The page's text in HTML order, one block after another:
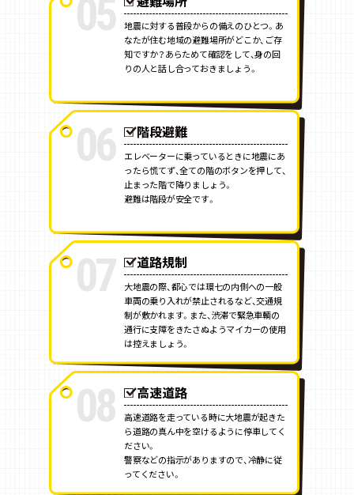
05
地震に対する普段からの備えのひとつ。あ
なたが住む地域の避難場所がどこか、ご存
知ですか？あらためて確認をして、身の回
りの人と話し合っておきましょう。
06 階段避難
エレベーターに乗っているときに地震にあ
ったら慌てず、全ての階のボタンを押して、
止まった階で降りましょう。
避難は階段が安全です。
07 道路規制
大地震の際、都心では環七の内側への一般
車両の乗り入れが禁止されるなど、交通規
制が敷かれます。また、渋滞で緊急車輌の
通行に支障をきたさぬようマイカーの使用
は控えましょう。
08 高速道路
高速道路を走っている時に大地震が起きた
ら道路の真ん中を空けるように停車してく
ださい。
警察などの指示がありますので、冷静に従
ってください。